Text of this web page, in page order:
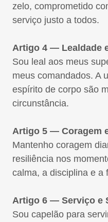
zelo, comprometido
serviço justo a todos.
Artigo 4 — Lealdade
Sou leal aos meus
meus comandados. A
espírito de corpo são
circunstância.
Artigo 5 — Coragem
Mantenho coragem
resiliência nos
calma, a disciplina e a
Artigo 6 — Serviço e
Sou capelão para